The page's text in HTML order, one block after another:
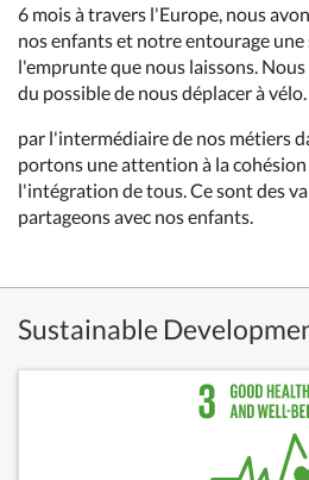
6 mois à travers l'Europe, nous
nos enfants et notre entourage
l'emprunte que nous laissons.
du possible de nous déplacer à vélo.
par l'intermédiaire de nos métiers
portons une attention à la cohésion
l'intégration de tous. Ce sont des
partageons avec nos enfants.
Sustainable